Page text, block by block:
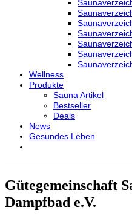
Wellness
Produkte
Sauna Artikel
Bestseller
Deals
News
Gesundes Leben
Gütegemeinschaft
Dampfbad e.V.